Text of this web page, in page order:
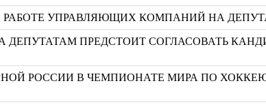
РАБОТЕ УПРАВЛЯЮЩИХ КОМПАНИЙ НА
ДЕПУТАТАМ ПРЕДСТОИТ СОГЛАСОВАТЬ
РОССИИ В ЧЕМПИОНАТЕ МИРА ПО